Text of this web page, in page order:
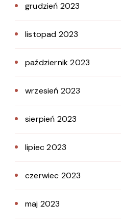
grudzień 2023
listopad 2023
październik 2023
wrzesień 2023
sierpień 2023
lipiec 2023
czerwiec 2023
maj 2023